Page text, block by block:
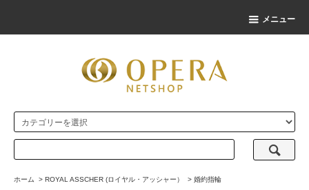
メニュー
ホーム > ROYAL ASSCHER (ロイヤル・アッシャー） > 婚約指輪